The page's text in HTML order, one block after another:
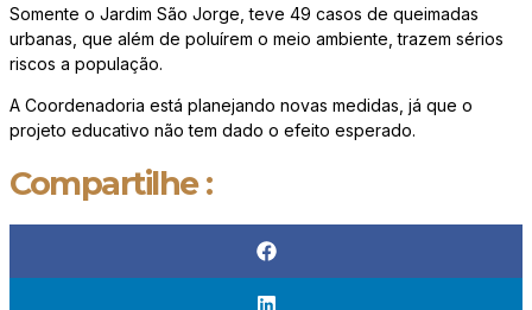
Somente o Jardim São Jorge, teve 49 casos de queimadas
urbanas, que além de poluírem o meio ambiente, trazem sérios
riscos a população.
A Coordenadoria está planejando novas medidas, já que o
projeto educativo não tem dado o efeito esperado.
Compartilhe :